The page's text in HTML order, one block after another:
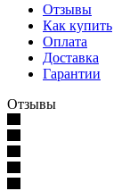
Отзывы
Как купить
Оплата
Доставка
Гарантии
Отзывы